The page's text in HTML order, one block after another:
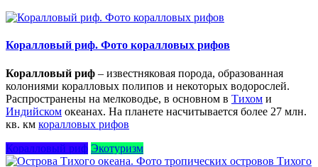
Коралловый риф. Фото коралловых рифов
Коралловый риф – известняковая порода, образованная
колониями коралловых полипов и некоторых водорослей.
Распространены на мелководье, в основном в Тихом и
Индийском океанах. На планете насчитывается более 27 млн.
кв. км коралловых рифов
Коралловый риф Экотуризм